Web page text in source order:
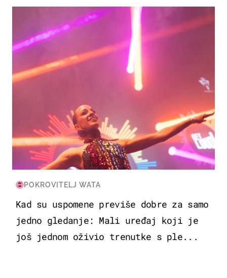
KULTURA & ZABAVA
POKROVITELJ WATA
Kad su uspomene previše dobre za samo
jedno gledanje: Mali uređaj koji je
još jednom oživio trenutke s ple...